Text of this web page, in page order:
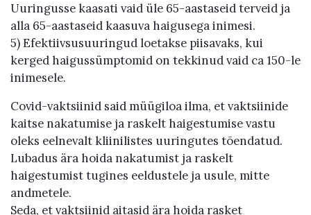
Uuringusse kaasati vaid üle 65-aastaseid terveid ja
alla 65-aastaseid kaasuva haigusega inimesi.
5) Efektiivsusuuringud loetakse piisavaks, kui
kerged haigussümptomid on tekkinud vaid ca 150-le
inimesele.
Covid-vaktsiinid said müügiloa ilma, et vaktsiinide
kaitse nakatumise ja raskelt haigestumise vastu
oleks eelnevalt kliinilistes uuringutes tõendatud.
Lubadus ära hoida nakatumist ja raskelt
haigestumist tugines eeldustele ja usule, mitte
andmetele.
Seda, et vaktsiinid aitasid ära hoida rasket